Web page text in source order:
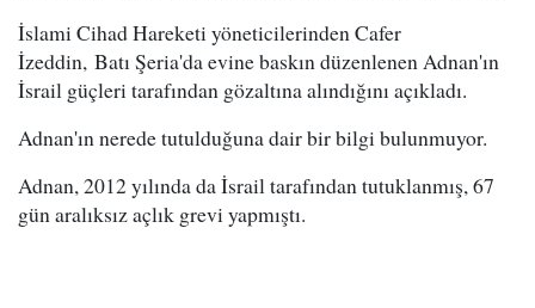
İslami Cihad Hareketi yöneticilerinden Cafer
İzeddin, Batı Şeria'da evine baskın düzenlenen Adnan'ın
İsrail güçleri tarafından gözaltına alındığını açıkladı.
Adnan'ın nerede tutulduğuna dair bir bilgi bulunmuyor.
Adnan, 2012 yılında da İsrail tarafından tutuklanmış, 67
gün aralıksız açlık grevi yapmıştı.